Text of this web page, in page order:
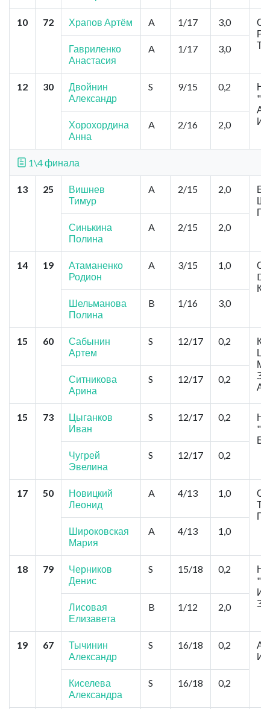
10 72 Храпов Артём A 1/17 3,0
Гавриленко
Анастасия
A 1/17 3,0
12 30
Двойнин
Александр
S 9/15 0,2
Хорохордина
Анна
A 2/16 2,0
1\4 финала
13 25
Вишнев
Тимур
A 2/15 2,0
Синькина
Полина
A 2/15 2,0
14 19
Атаманенко
Родион
A 3/15 1,0
Шельманова
Полина
B 1/16 3,0
15 60
Сабынин
Артем
S 12/17 0,2
Ситникова
Арина
S 12/17 0,2
15 73
Цыганков
Иван
S 12/17 0,2
Чугрей
Эвелина
S 12/17 0,2
17 50
Новицкий
Леонид
A 4/13 1,0
Широковская
Мария
A 4/13 1,0
18 79
Черников
Денис
S 15/18 0,2
Лисовая
Елизавета
B 1/12 2,0
19 67
Тычинин
Александр
S 16/18 0,2
Киселева
Александра
S 16/18 0,2